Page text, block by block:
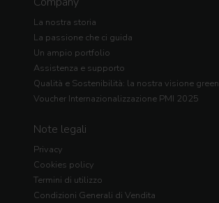
La nostra storia
La passione che ci guida
Un ampio portfolio
Assistenza e supporto
Qualità e Sostenibilità: la nostra visione green
Voucher Internazionalizzazione PMI 2025
Note legali
Privacy
Cookies policy
Termini di utilizzo
Condizioni Generali di Vendita